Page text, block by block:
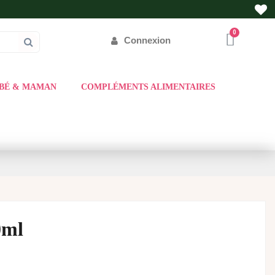
Connexion
& MAMAN COMPLÉMENTS ALIMENTAIRES